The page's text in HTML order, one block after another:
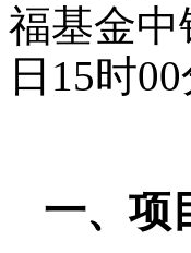
福基金中
日15时
一、项